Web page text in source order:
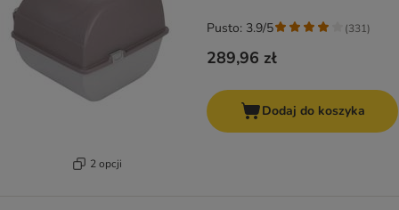
2 opcji
289,96 zł
Pusto: 3.9/5 (331)
Dodaj do koszyka